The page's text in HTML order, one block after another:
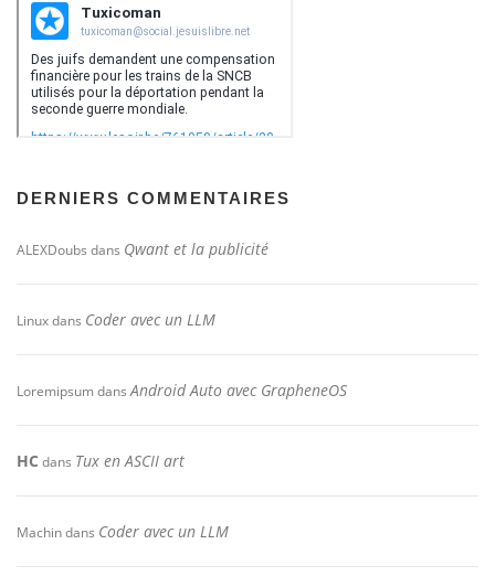
DERNIERS COMMENTAIRES
ALEXDoubs dans Qwant et la publicité
Linuxdans Coder avec un LLM
LoremipsumdansAndroid Auto avec GrapheneOS
HC dans Tux en ASCII art
Machindans Coder avec un LLM